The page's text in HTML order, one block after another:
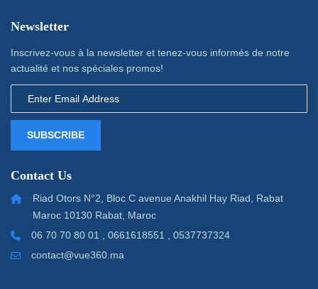
Newsletter
Inscrivez-vous à la newsletter et tenez-vous informés de notre
actualité et nos spéciales promos!
SUBSCRIBE
Contact Us
Riad Otors N°2, Bloc C avenue Anakhil Hay Riad, Rabat
Maroc 10130 Rabat, Maroc
06 70 70 80 01 , 0661618551 , 0537737324
contact@vue360.ma